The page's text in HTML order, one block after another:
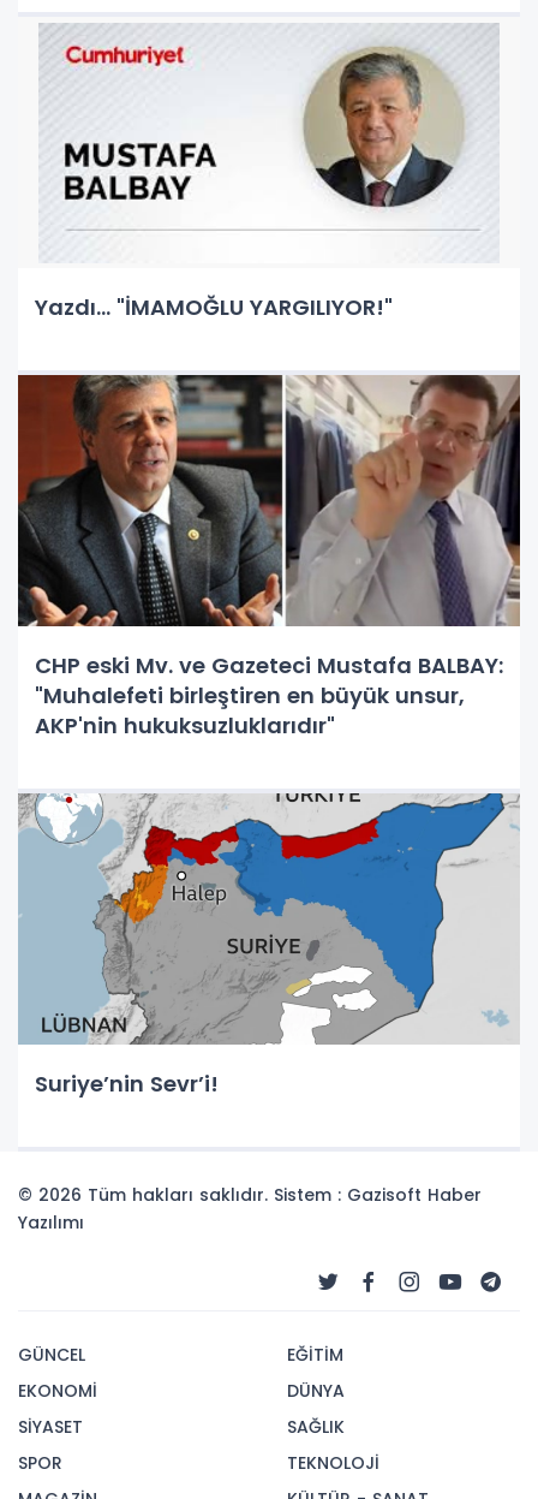
Yazdı... "İMAMOĞLU YARGILIYOR!"
CHP eski Mv. ve Gazeteci Mustafa BALBAY:
"Muhalefeti birleştiren en büyük unsur,
AKP'nin hukuksuzluklarıdır"
Suriye’nin Sevr’i!
© 2026 Tüm hakları saklıdır. Sistem : Gazisoft Haber
Yazılımı
GÜNCEL
EKONOMİ
SİYASET
SPOR
EĞİTİM
DÜNYA
SAĞLIK
TEKNOLOJİ